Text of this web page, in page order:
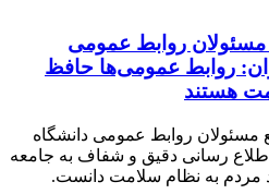
مسئولان روابط عمومی
روابط عمومی‌ها حافظ
هستند
مسئولان روابط عمومی دانشگاه
رسانی دقیق و شفاف به جامعه
مردم به نظام سلامت دانست.